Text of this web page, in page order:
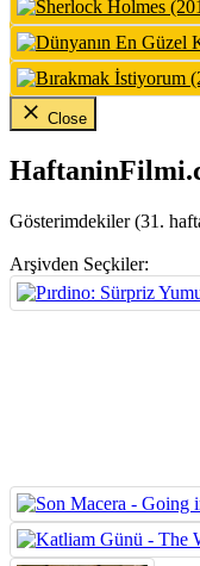
Close
Gösterimdekiler (31.
Arşivden Seçkiler: